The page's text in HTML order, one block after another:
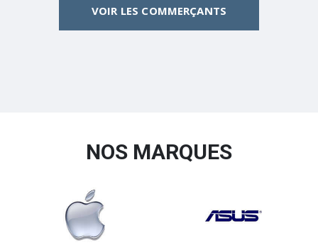
VOIR LES COMMERÇANTS
NOS MARQUES